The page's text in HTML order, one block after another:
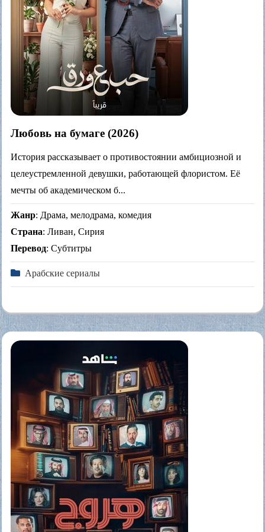
Любовь на бумаге (2026)
История рассказывает о противостоянии амбициозной и
целеустремленной девушки, работающей флористом. Её
мечты об академическом б...
Жанр: Драма, мелодрама, комедия
Страна: Ливан, Сирия
Перевод: Субтитры
Арабские сериалы